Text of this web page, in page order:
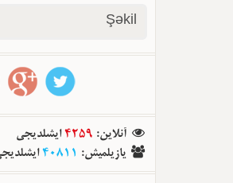
Şəkil
آنلاین:
4259ایشلدیجی
یازیلمیش:
40811